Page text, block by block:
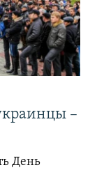
–
День